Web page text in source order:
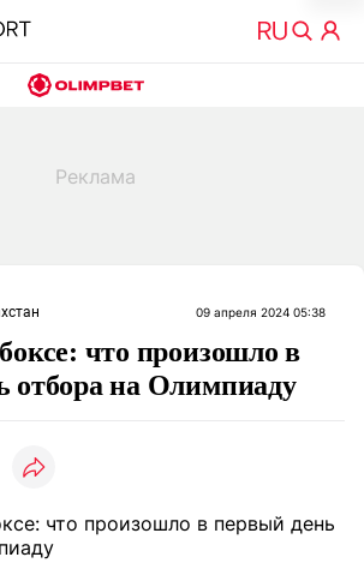
09 апреля 2024 05:38
что произошло в
отбора на Олимпиаду